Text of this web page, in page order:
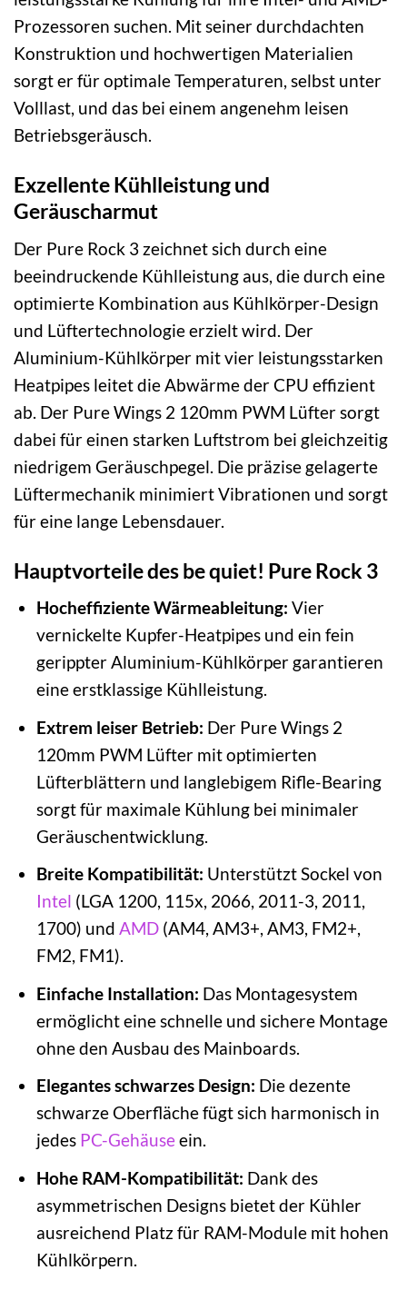
Prozessoren suchen. Mit seiner durchdachten
Konstruktion und hochwertigen Materialien
sorgt er für optimale Temperaturen, selbst unter
Volllast, und das bei einem angenehm leisen
Betriebsgeräusch.
Exzellente Kühlleistung und
Geräuscharmut
Der Pure Rock 3 zeichnet sich durch eine
beeindruckende Kühlleistung aus, die durch eine
optimierte Kombination aus Kühlkörper-Design
und Lüftertechnologie erzielt wird. Der
Aluminium-Kühlkörper mit vier leistungsstarken
Heatpipes leitet die Abwärme der CPU effizient
ab. Der Pure Wings 2 120mm PWM Lüfter sorgt
dabei für einen starken Luftstrom bei gleichzeitig
niedrigem Geräuschpegel. Die präzise gelagerte
Lüftermechanik minimiert Vibrationen und sorgt
für eine lange Lebensdauer.
Hauptvorteile des be quiet! Pure Rock 3
Hocheffiziente Wärmeableitung: Vier
vernickelte Kupfer-Heatpipes und ein fein
gerippter Aluminium-Kühlkörper garantieren
eine erstklassige Kühlleistung.
Extrem leiser Betrieb: Der Pure Wings 2
120mm PWM Lüfter mit optimierten
Lüfterblättern und langlebigem Rifle-Bearing
sorgt für maximale Kühlung bei minimaler
Geräuschentwicklung.
Breite Kompatibilität: Unterstützt Sockel von
Intel (LGA 1200, 115x, 2066, 2011-3, 2011,
1700) und AMD(AM4, AM3+, AM3, FM2+,
FM2, FM1).
Einfache Installation: Das Montagesystem
ermöglicht eine schnelle und sichere Montage
ohne den Ausbau des Mainboards.
Elegantes schwarzes Design: Die dezente
schwarze Oberfläche fügt sich harmonisch in
jedes PC-Gehäuseein.
Hohe RAM-Kompatibilität: Dank des
asymmetrischen Designs bietet der Kühler
ausreichend Platz für RAM-Module mit hohen
Kühlkörpern.